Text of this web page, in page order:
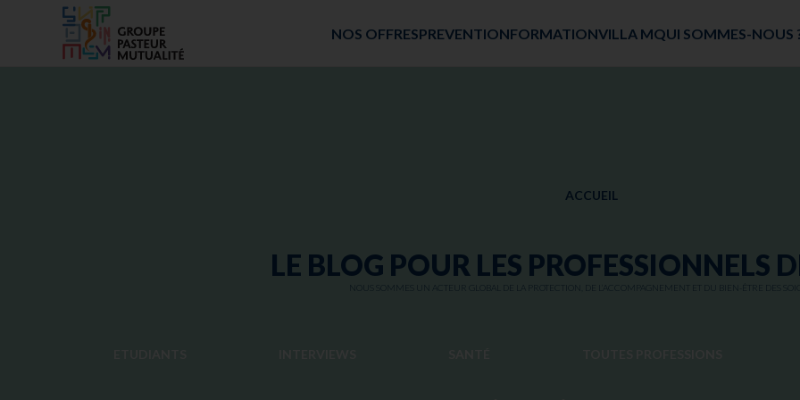
ACCUEIL - GROUPE PASTEUR MUTUALITÉ
NOS OFFRESPREVENTIONFORMATIONVILLA MQUI SOMMES-NOUS
ACCUEIL
LE BLOG POUR LES PROFESSIONNELS
NOUS SOMMES UN ACTEUR GLOBAL DE LA PROTECTION, DE L’ACCOMPAGNEMENT ET DU BIEN-ÊTRE DES